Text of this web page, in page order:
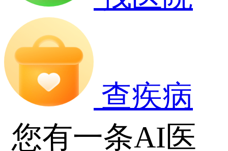
查疾病
您有一条AI医